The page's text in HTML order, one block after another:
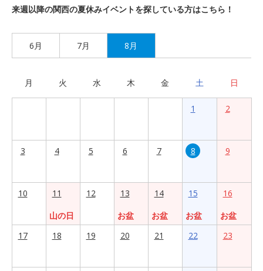
来週以降の関西の夏休みイベントを探している方はこちら！
6月 7月 8月
月 火 水 木 金 土 日
1 2
3 4 5 6 7 8 9
10
11
山の日
12
13
お盆
14
お盆
15
お盆
16
お盆
17
18 19 20 21 22 23